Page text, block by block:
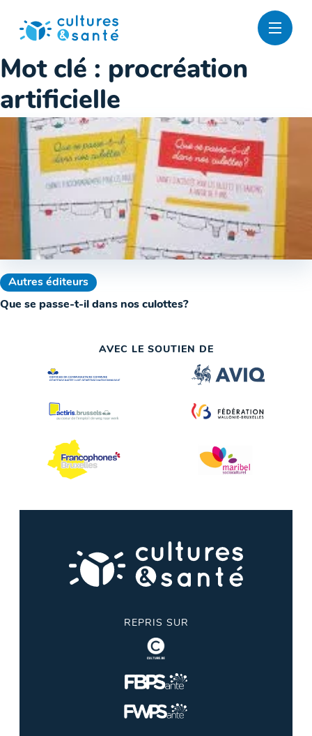
contenu
Mot clé : procréation
artificielle
Autres éditeurs
Que se passe-t-il dans nos culottes?
AVEC LE SOUTIEN DE
REPRIS SUR